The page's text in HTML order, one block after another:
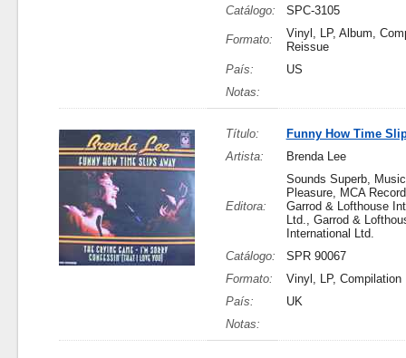
Catálogo:
SPC-3105
Formato:
Vinyl, LP, Album,
Reissue
País:
US
Notas:
Título:
Funny How Time
Artista:
Brenda Lee
Editora:
Sounds Superb,
Pleasure, MCA
Garrod & Lofthouse
Ltd., Garrod &
International Ltd.
Catálogo:
SPR 90067
Formato:
Vinyl, LP, Compilation
País:
UK
Notas: